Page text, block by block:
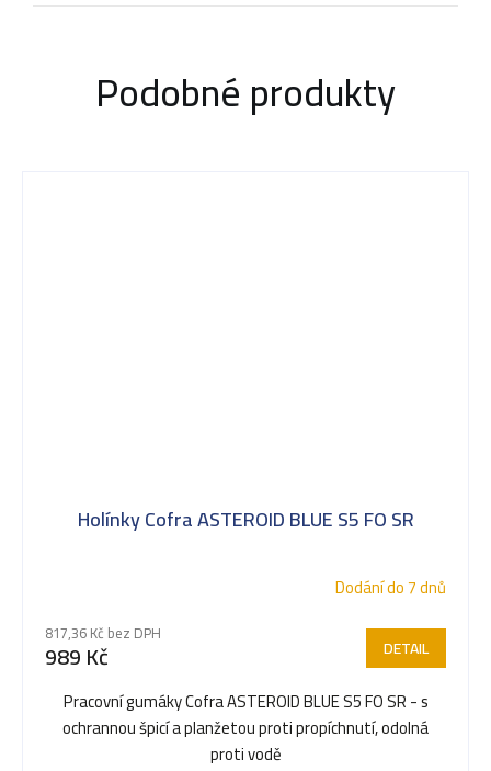
Podobné produkty
Holínky Cofra ASTEROID BLUE S5 FO SR
Dodání do 7 dnů
817,36 Kč bez DPH
989 Kč DETAIL
Pracovní gumáky Cofra ASTEROID BLUE S5 FO SR - s
ochrannou špicí a planžetou proti propíchnutí, odolná
proti vodě